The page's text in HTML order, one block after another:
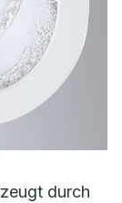
durch